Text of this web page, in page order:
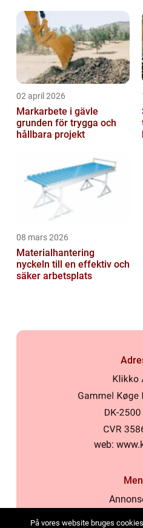
02 april 2026
Markarbete i gävle
grunden för trygga och
hållbara projekt
08 mars 2026
Materialhantering
nyckeln till en effektiv och
säker arbetsplats
web:
På vores website bruges